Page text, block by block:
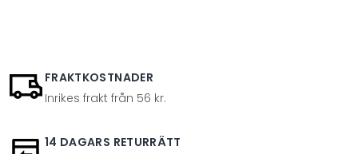
FRAKTKOSTNADER
Inrikes frakt från 56 kr.
14 DAGARS RETURRÄTT